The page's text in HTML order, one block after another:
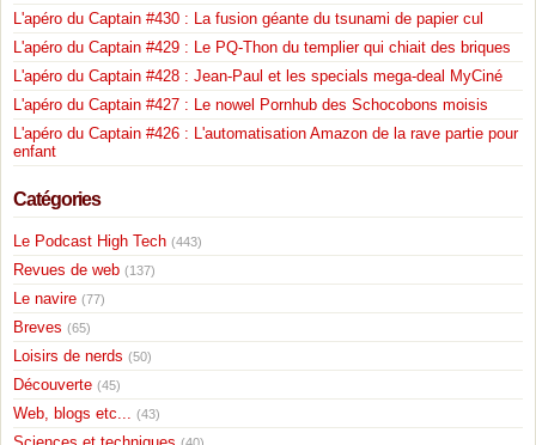
L'apéro du Captain #430 : La fusion géante du tsunami de papier cul
L'apéro du Captain #429 : Le PQ-Thon du templier qui chiait des briques
L'apéro du Captain #428 : Jean-Paul et les specials mega-deal MyCiné
L'apéro du Captain #427 : Le nowel Pornhub des Schocobons moisis
L'apéro du Captain #426 : L'automatisation Amazon de la rave partie pour
enfant
Catégories
Le Podcast High Tech (443)
Revues de web (137)
Le navire (77)
Breves (65)
Loisirs de nerds (50)
Découverte (45)
Web, blogs etc... (43)